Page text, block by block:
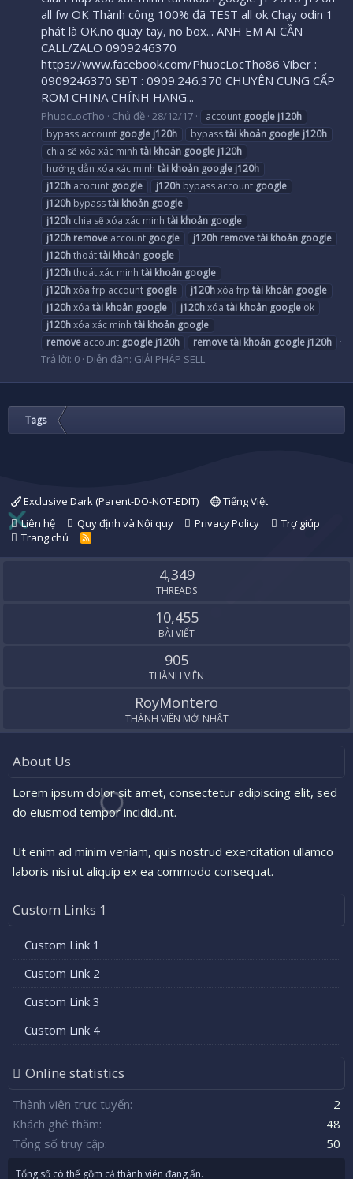
all fw OK Thành công 100% đã TEST all ok Chạy odin 1
phát là OK.no quay tay, no box... ANH EM AI CẦN
CALL/ZALO 0909246370
https://www.facebook.com/PhuocLocTho86 Viber :
0909246370 SĐT : 0909.246.370 CHUYÊN CUNG CẤP
ROM CHINA CHÍNH HÃNG...
PhuocLocTho Chủ đề 28/12/17 account google j120h
bypass account google j120h bypasstài khoản google j120h
chia sẽ xóa xác minh tài khoản google j120h
hướng dẫn xóa xác minh tài khoản google j120h
j120h acocunt google j120h bypass account google
j120h bypasstài khoản google
j120h chia sẽ xóa xác minh tài khoản google
j120h remove account google j120h removetài khoản google
j120hthoáttài khoản google
j120hthoát xác minh tài khoản google
j120hxóa frp account google j120hxóa frp tài khoản google
j120hxóa tài khoản google j120hxóa tài khoản google ok
j120hxóa xác minh tài khoản google
remove account google j120h removetài khoản google j120h
Trả lời: 0 Diễn đàn: GIẢI PHÁP SELL
Tags
Exclusive Dark (Parent-DO-NOT-EDIT)
Tiếng Việt
Liên hệ
Quy định và Nội quy Privacy Policy
Trợ giúp
Trang chủ
R
S
4,349
THREADS
10,455
BÀI VIẾT
905
THÀNH VIÊN
RoyMontero
THÀNH VIÊN MỚI NHẤT
About Us
Lorem ipsum dolor sit amet, consectetur adipiscing elit, sed
do eiusmod tempor incididunt.
Ut enim ad minim veniam, quis nostrud exercitation ullamco
laboris nisi ut aliquip ex ea commodo consequat.
Custom Links 1
Custom Link 1
Custom Link 2
Custom Link 3
Custom Link 4
Online statistics
Thành viên trực tuyến
2
Khách ghé thăm
48
Tổng số truy cập
50
Tổng số có thể gồm cả thành viên đang ẩn.